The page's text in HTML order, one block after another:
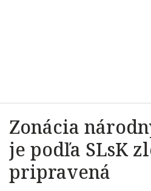
Zonácia
je podľa SLsK
pripravená